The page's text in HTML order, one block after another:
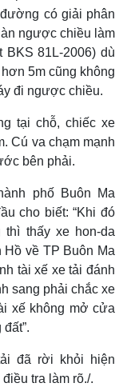
có giải phân
ngược chiều làm
BKS 81L-2006) dù
5m cũng không
đi ngược chiều.
tại chỗ, chiếc xe
Cú va chạm mạnh
bên phải.
phố Buôn Ma
cho biết: “Khi đó
thấy xe hon-da
về TP Buôn Ma
tài xế xe tải đánh
sang phải chắc xe
xế không mở cửa
đã rời khỏi hiện
tra làm rõ./.